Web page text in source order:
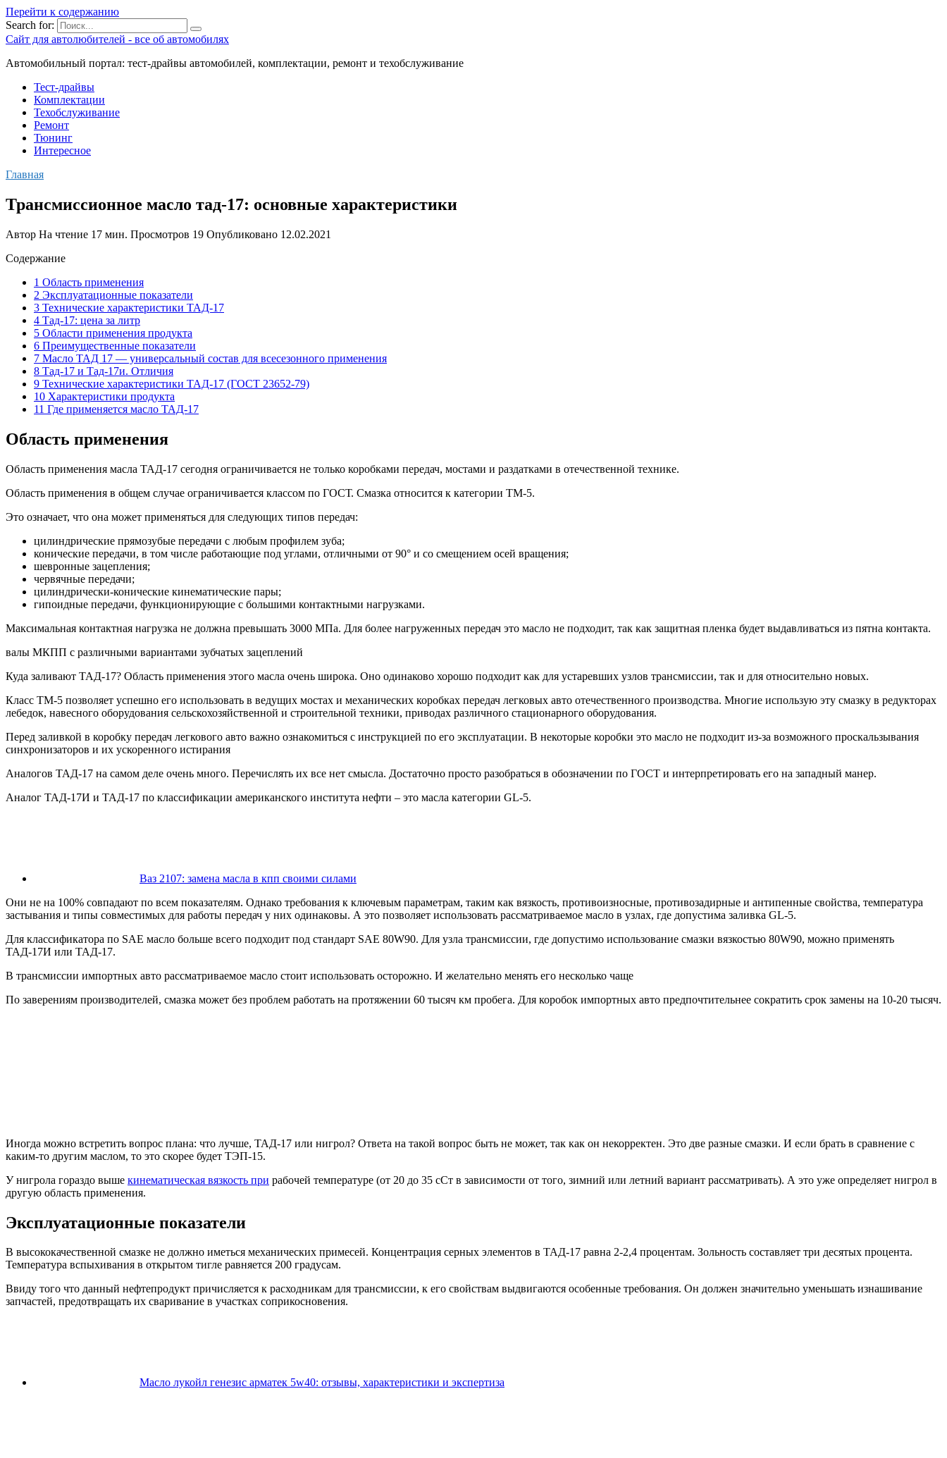
Перейти к содержанию
Search for:
Сайт для автолюбителей - все об автомобилях
Автомобильный портал: тест-драйвы автомобилей, комплектации, ремонт и техобслуживание
Тест-драйвы
Комплектации
Техобслуживание
Ремонт
Тюнинг
Интересное
Главная
Трансмиссионное масло тад-17: основные характеристики
Автор На чтение 17 мин. Просмотров 19 Опубликовано 12.02.2021
Содержание
1 Область применения
2 Эксплуатационные показатели
3 Технические характеристики ТАД-17
4 Тад-17: цена за литр
5 Области применения продукта
6 Преимущественные показатели
7 Масло ТАД 17 — универсальный состав для всесезонного применения
8 Тад-17 и Тад-17и. Отличия
9 Технические характеристики ТАД-17 (ГОСТ 23652-79)
10 Характеристики продукта
11 Где применяется масло ТАД-17
Область применения
Область применения масла ТАД-17 сегодня ограничивается не только коробками передач, мостами и раздатками в отечественной технике.
Область применения в общем случае ограничивается классом по ГОСТ. Смазка относится к категории ТМ-5.
Это означает, что она может применяться для следующих типов передач:
цилиндрические прямозубые передачи с любым профилем зуба;
конические передачи, в том числе работающие под углами, отличными от 90° и со смещением осей вращения;
шевронные зацепления;
червячные передачи;
цилиндрически-конические кинематические пары;
гипоидные передачи, функционирующие с большими контактными нагрузками.
Максимальная контактная нагрузка не должна превышать 3000 МПа. Для более нагруженных передач это масло не подходит, так как защитная пленка будет выдавливаться из пятна контакта.
валы МКПП с различными вариантами зубчатых зацеплений
Куда заливают ТАД-17? Область применения этого масла очень широка. Оно одинаково хорошо подходит как для устаревших узлов трансмиссии, так и для относительно новых.
Класс ТМ-5 позволяет успешно его использовать в ведущих мостах и механических коробках передач легковых авто отечественного производства. Многие использую эту смазку в редукторах
лебедок, навесного оборудования сельскохозяйственной и строительной техники, приводах различного стационарного оборудования.
Перед заливкой в коробку передач легкового авто важно ознакомиться с инструкцией по его эксплуатации. В некоторые коробки это масло не подходит из-за возможного проскальзывания
синхронизаторов и их ускоренного истирания
Аналогов ТАД-17 на самом деле очень много. Перечислять их все нет смысла. Достаточно просто разобраться в обозначении по ГОСТ и интерпретировать его на западный манер.
Аналог ТАД-17И и ТАД-17 по классификации американского института нефти – это масла категории GL-5.
Ваз 2107: замена масла в кпп своими силами
Они не на 100% совпадают по всем показателям. Однако требования к ключевым параметрам, таким как вязкость, противоизносные, противозадирные и антипенные свойства, температура
застывания и типы совместимых для работы передач у них одинаковы. А это позволяет использовать рассматриваемое масло в узлах, где допустима заливка GL-5.
Для классификатора по SAE масло больше всего подходит под стандарт SAE 80W90. Для узла трансмиссии, где допустимо использование смазки вязкостью 80W90, можно применять
ТАД-17И или ТАД-17.
В трансмиссии импортных авто рассматриваемое масло стоит использовать осторожно. И желательно менять его несколько чаще
По заверениям производителей, смазка может без проблем работать на протяжении 60 тысяч км пробега. Для коробок импортных авто предпочтительнее сократить срок замены на 10-20 тысяч.
Иногда можно встретить вопрос плана: что лучше, ТАД-17 или нигрол? Ответа на такой вопрос быть не может, так как он некорректен. Это две разные смазки. И если брать в сравнение с
каким-то другим маслом, то это скорее будет ТЭП-15.
У нигрола гораздо выше кинематическая вязкость при рабочей температуре (от 20 до 35 сСт в зависимости от того, зимний или летний вариант рассматривать). А это уже определяет нигрол в
другую область применения.
Эксплуатационные показатели
В высококачественной смазке не должно иметься механических примесей. Концентрация серных элементов в ТАД-17 равна 2-2,4 процентам. Зольность составляет три десятых процента.
Температура вспыхивания в открытом тигле равняется 200 градусам.
Ввиду того что данный нефтепродукт причисляется к расходникам для трансмиссии, к его свойствам выдвигаются особенные требования. Он должен значительно уменьшать изнашивание
запчастей, предотвращать их сваривание в участках соприкосновения.
Масло лукойл генезис арматек 5w40: отзывы, характеристики и экспертиза